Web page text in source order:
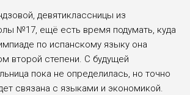
девятиклассницы из
№17, ещё есть время подумать, куда
по испанскому языку она
второй степени. С будущей
пока не определилась, но точно
связана с языками и экономикой.